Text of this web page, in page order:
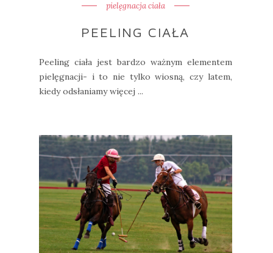
pielęgnacja ciała
PEELING CIAŁA
Peeling ciała jest bardzo ważnym elementem
pielęgnacji- i to nie tylko wiosną, czy latem,
kiedy odsłaniamy więcej ...